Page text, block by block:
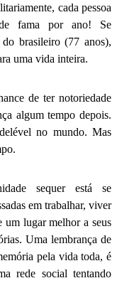
cada pessoa
fama por ano! Se
brasileiro (77 anos),
uma vida inteira.
de ter notoriedade
algum tempo depois.
no mundo. Mas
sequer está se
em trabalhar, viver
um lugar melhor a seus
Uma lembrança de
pela vida toda, é
rede social tentando